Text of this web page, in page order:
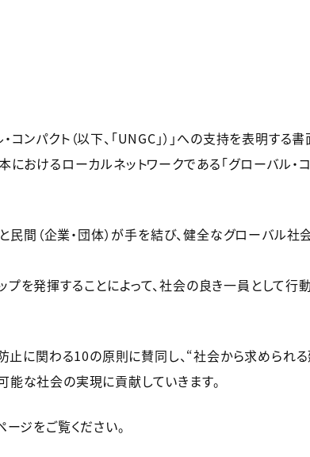
ンパクト（以下、「UNGC」）」への支持を表明す
おけるローカルネットワークである「グローバル・コ
民間（企業・団体）が手を結び、健全なグローバル
を発揮することによって、社会の良き一員として行
止に関わる10の原則に賛同し、“社会から求められ
な社会の実現に貢献していきます。
ジをご覧ください。